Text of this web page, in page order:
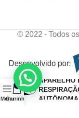
© 2022 - Todos
Desenvolvido por:
APARELHO
Menu
0
Carrinho